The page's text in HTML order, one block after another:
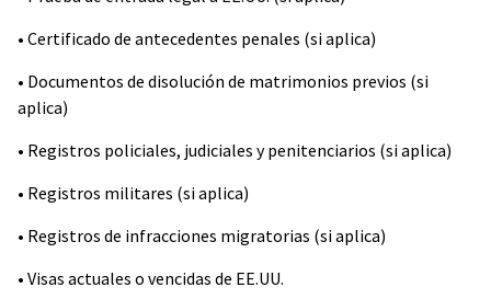
• Certificado de antecedentes penales (si aplica)
• Documentos de disolución de matrimonios previos (si
aplica)
• Registros policiales, judiciales y penitenciarios (si aplica)
• Registros militares (si aplica)
• Registros de infracciones migratorias (si aplica)
• Visas actuales o vencidas de EE.UU.